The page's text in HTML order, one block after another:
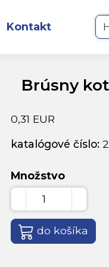
Kontakt
Brúsny
0,31 EUR
katalógové číslo:
Množstvo
do košíka